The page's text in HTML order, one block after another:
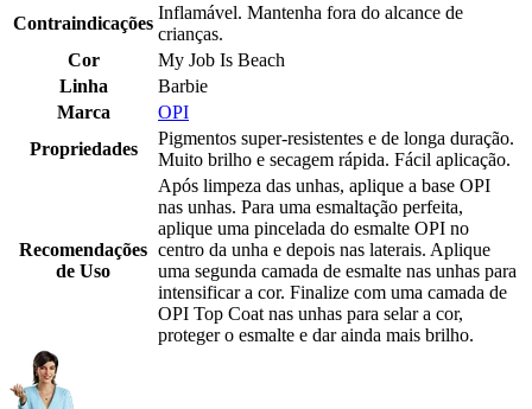
Contraindicações
Inflamável. Mantenha fora do alcance de
crianças.
Cor
My Job Is Beach
Linha
Barbie
Marca
OPI
Propriedades
Pigmentos super-resistentes e de longa duração.
Muito brilho e secagem rápida. Fácil aplicação.
Recomendações
de Uso
Após limpeza das unhas, aplique a base OPI
nas unhas. Para uma esmaltação perfeita,
aplique uma pincelada do esmalte OPI no
centro da unha e depois nas laterais. Aplique
uma segunda camada de esmalte nas unhas para
intensificar a cor. Finalize com uma camada de
OPI Top Coat nas unhas para selar a cor,
proteger o esmalte e dar ainda mais brilho.